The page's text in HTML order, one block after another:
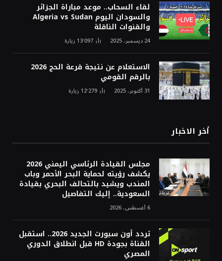
لقاء السحاب.. موعد مباراة الجزائر
والسودان اليوم Algeria vs Sudan
والقنوات الناقلة
24 ديسمبر، 2025 13٬097 زيارة
الاستعلام عن نتيجة قرعة الحج 2026
بالرقم القومي
31 أكتوبر، 2025 12٬279 زيارة
أخر الاخبار
مجلس القيادة الرئاسي اليمني 2026
يكشف رؤيته لحماية البحر الأحمر وباب
المندب ويشيد بالتحالف البحري بقيادة
السعودية.. إليك التفاصيل
6 أغسطس، 2026
تردد أون سبورت الجديد 2026.. استقبل
القناة بجودة HD قبل انطلاق الدوري
المصري